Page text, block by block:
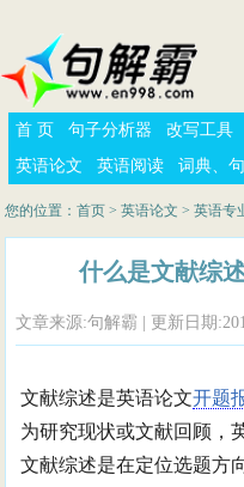
首 页 句子分析器 改写工具
英语论文
英语阅读 词典、
您的位置：首页 >英语论文 >英语专
什么是文献综
文章来源:句解霸 | 更新日期
文献综述是英语论文开题
为研究现状或文献回顾，
文献综述是在定位选题方